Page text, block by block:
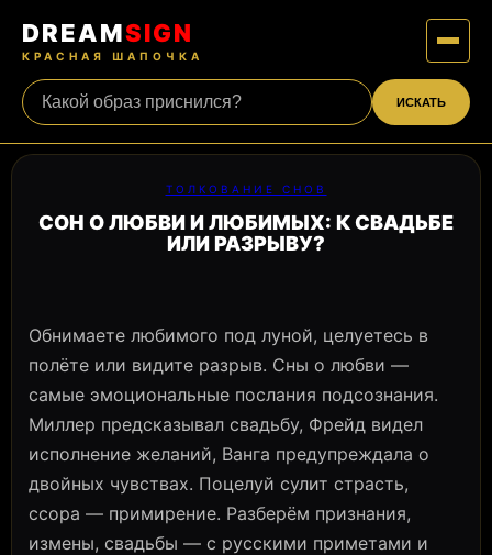
DREAMSIGN
КРАСНАЯ ШАПОЧКА
ИСКАТЬ
ТОЛКОВАНИЕ СНОВ
СОН О ЛЮБВИ И ЛЮБИМЫХ: К СВАДЬБЕ
ИЛИ РАЗРЫВУ?
Обнимаете любимого под луной, целуетесь в
полёте или видите разрыв. Сны о любви —
самые эмоциональные послания подсознания.
Миллер предсказывал свадьбу, Фрейд видел
исполнение желаний, Ванга предупреждала о
двойных чувствах. Поцелуй сулит страсть,
ссора — примирение. Разберём признания,
измены, свадьбы — с русскими приметами и